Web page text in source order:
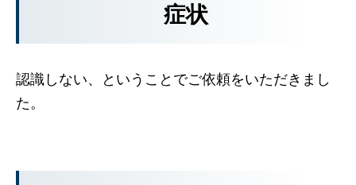
症状
認識しない、ということでご依頼をいただきまし
た。